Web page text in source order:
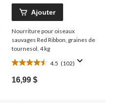
Ajouter
Nourriture pour oiseaux
sauvages Red Ribbon, graines de
tournesol, 4 kg
4.5 (102)
4.5
étoile(s)
sur
16,99 $